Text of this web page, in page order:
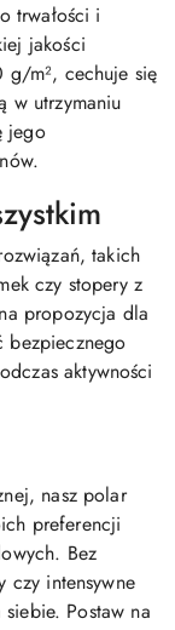
trwałości i
jakości
g/m², cechuje się
w utrzymaniu
jego
takich
czy stopery z
propozycja dla
bezpiecznego
aktywności
nasz polar
preferencji
Bez
czy intensywne
Postaw na